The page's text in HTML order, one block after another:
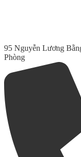
95 Nguyễn Lương
Phòng